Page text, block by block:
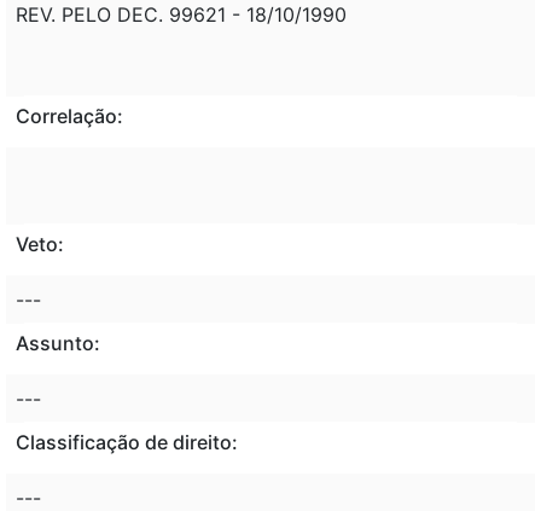
REV. PELO DEC. 99621 - 18/10/1990
Correlação:
Veto:
---
Assunto:
---
Classificação de direito:
---